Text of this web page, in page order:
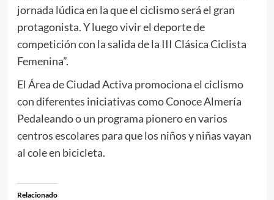
jornada lúdica en la que el ciclismo será el gran
protagonista. Y luego vivir el deporte de
competición con la salida de la III Clásica Ciclista
Femenina”.
El Área de Ciudad Activa promociona el ciclismo
con diferentes iniciativas como Conoce Almería
Pedaleando o un programa pionero en varios
centros escolares para que los niños y niñas vayan
al cole en bicicleta.
Relacionado